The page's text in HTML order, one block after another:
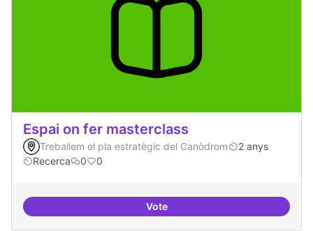
Espai on fer masterclass
Treballem el pla estratègic del Canòdrom
2 anys
Recerca
0 0
VoteEspai on fer masterclass